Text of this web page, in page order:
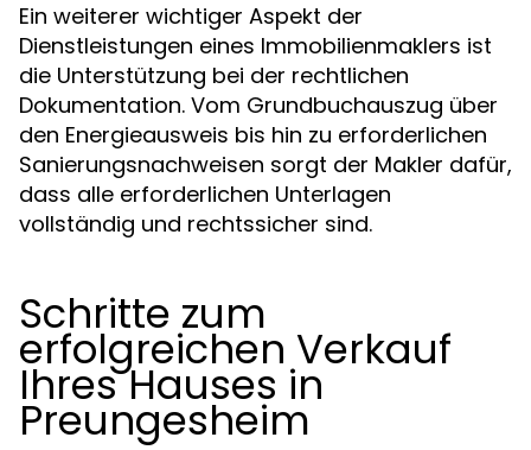
Ein weiterer wichtiger Aspekt der
Dienstleistungen eines Immobilienmaklers ist
die Unterstützung bei der rechtlichen
Dokumentation. Vom Grundbuchauszug über
den Energieausweis bis hin zu erforderlichen
Sanierungsnachweisen sorgt der Makler dafür,
dass alle erforderlichen Unterlagen
vollständig und rechtssicher sind.
Schritte zum
erfolgreichen Verkauf
Ihres Hauses in
Preungesheim